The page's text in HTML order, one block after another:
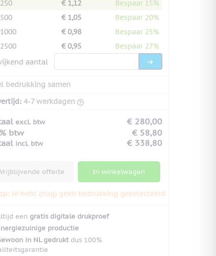
250
€ 1,12
Bespaar 15%
500
€ 1,05
Bespaar 20%
1000
€ 0,98
Bespaar 25%
2500
€ 0,95
Bespaar 27%
aantal
bedrukking samen
4-7 werkdagen
excl. btw
€ 280,00
btw
€ 58,80
incl. btw € 338,80
Vrijblijvende offerte In winkelwagen
Je hebt (nog) geen bedrukking geselecteerd
een gratis digitale drukproef
productie
in NL gedruktdus 100%